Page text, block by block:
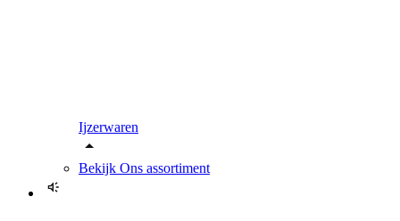
Ijzerwaren
Bekijk Ons assortiment